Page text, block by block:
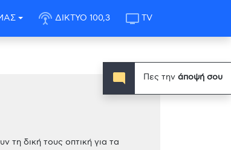
settings_input_antenna ΔΙΚΤΥΟ 100,3 tv TV
τη δική τους οπτική για τα
mode_comment Πες την άποψή σου